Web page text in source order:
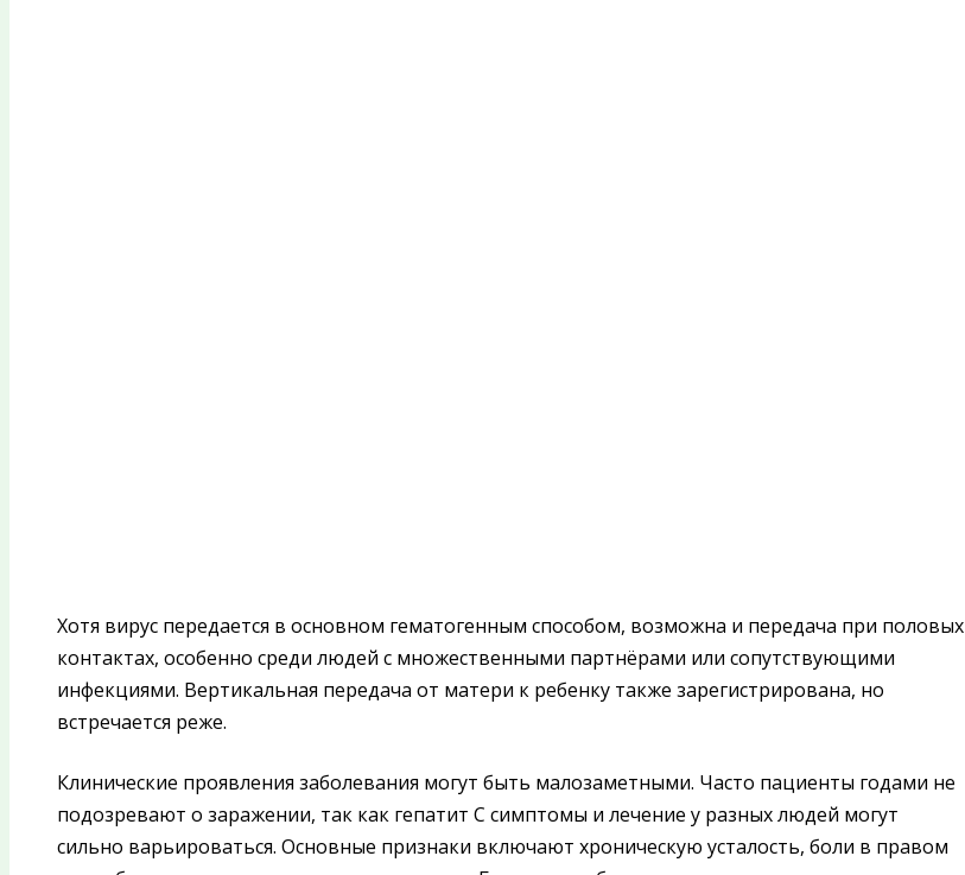
Хотя вирус передается в основном гематогенным способом, возможна и передача при половых
контактах, особенно среди людей с множественными партнёрами или сопутствующими
инфекциями. Вертикальная передача от матери к ребенку также зарегистрирована, но
встречается реже.
Клинические проявления заболевания могут быть малозаметными. Часто пациенты годами не
подозревают о заражении, так как гепатит C симптомы и лечение у разных людей могут
сильно варьироваться. Основные признаки включают хроническую усталость, боли в правом